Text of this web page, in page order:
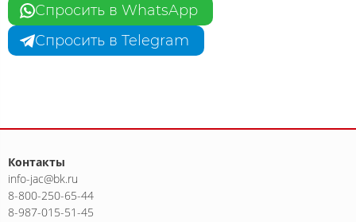
Спросить в WhatsApp
Спросить в Telegram
Контакты
info-jac@bk.ru
8-800-250-65-44
8-987-015-51-45